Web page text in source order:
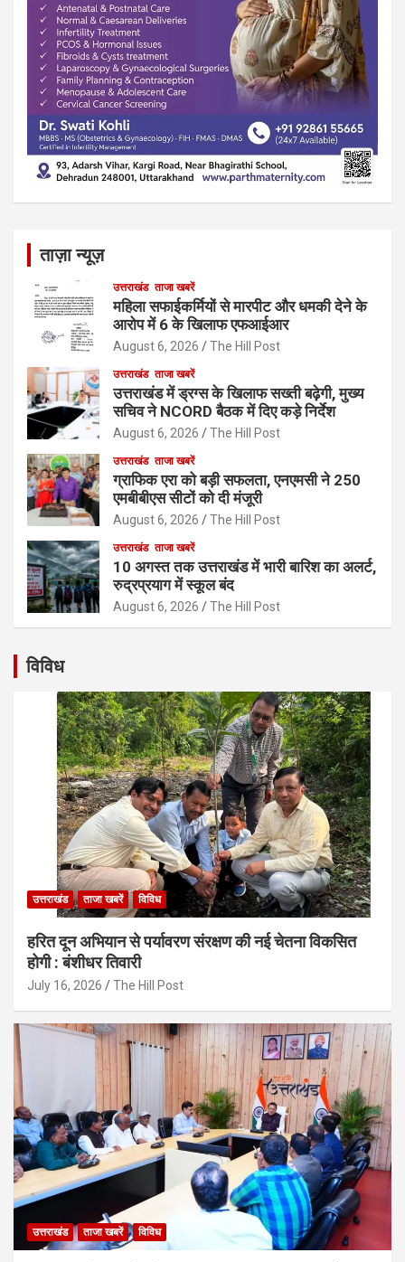
ताज़ा न्यूज़
उत्तराखंड ताजा खबरें
महिला सफाईकर्मियों से मारपीट और धमकी देने के
आरोप में 6 के खिलाफ एफआईआर
August 6, 2026 The Hill Post
उत्तराखंड ताजा खबरें
उत्तराखंड में ड्रग्स के खिलाफ सख्ती बढ़ेगी, मुख्य
सचिव ने NCORD बैठक में दिए कड़े निर्देश
August 6, 2026 The Hill Post
उत्तराखंड ताजा खबरें
ग्राफिक एरा को बड़ी सफलता, एनएमसी ने 250
एमबीबीएस सीटों को दी मंजूरी
August 6, 2026 The Hill Post
उत्तराखंड ताजा खबरें
10 अगस्त तक उत्तराखंड में भारी बारिश का अलर्ट,
रुद्रप्रयाग में स्कूल बंद
August 6, 2026 The Hill Post
विविध
उत्तराखंड ताजा खबरें विविध
हरित दून अभियान से पर्यावरण संरक्षण की नई चेतना विकसित
होगी : बंशीधर तिवारी
July 16, 2026 The Hill Post
उत्तराखंड ताजा खबरें विविध